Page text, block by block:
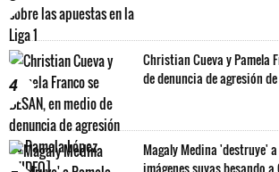
4
Christian Cueva y Pamela
de denuncia de agresión
Magaly Medina 'destruye'
imágenes suyas besando